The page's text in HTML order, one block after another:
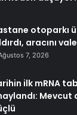
otoparkı
aracını
7, 2026
ilk mRNA
Mevcut